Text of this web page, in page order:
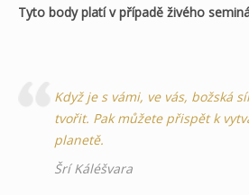
Tyto body platí v případě živého
Když je s vámi, ve vás, božská
tvořit. Pak můžete přispět k
planetě.
Šrí Káléšvara